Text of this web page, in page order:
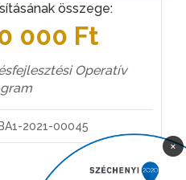
összege:
000 Ft
Operatív
2021-00045
×